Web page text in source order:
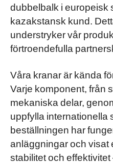
dubbelbalk i europeisk
kazakstansk kund.
understryker vår
förtroendefulla
Våra kranar är kända
Varje komponent, från
mekaniska delar,
uppfylla internationella
beställningen har
anläggningar och visat
stabilitet och